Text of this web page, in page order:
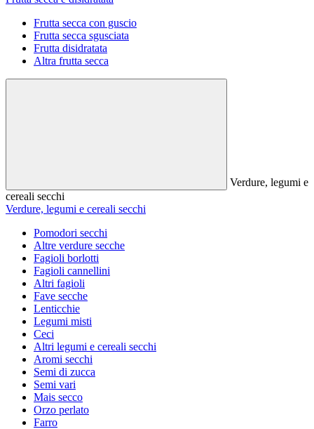
Frutta secca con guscio
Frutta secca sgusciata
Frutta disidratata
Altra frutta secca
Verdure, legumi e
cereali secchi
Verdure, legumi e cereali secchi
Pomodori secchi
Altre verdure secche
Fagioli borlotti
Fagioli cannellini
Altri fagioli
Fave secche
Lenticchie
Legumi misti
Ceci
Altri legumi e cereali secchi
Aromi secchi
Semi di zucca
Semi vari
Mais secco
Orzo perlato
Farro